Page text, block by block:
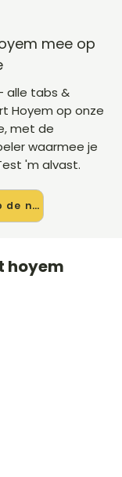
mee op
alle tabs &
Hoyem op onze
met de
waarmee je
'm alvast.
Bekijk op de nieuwe site →
hoyem